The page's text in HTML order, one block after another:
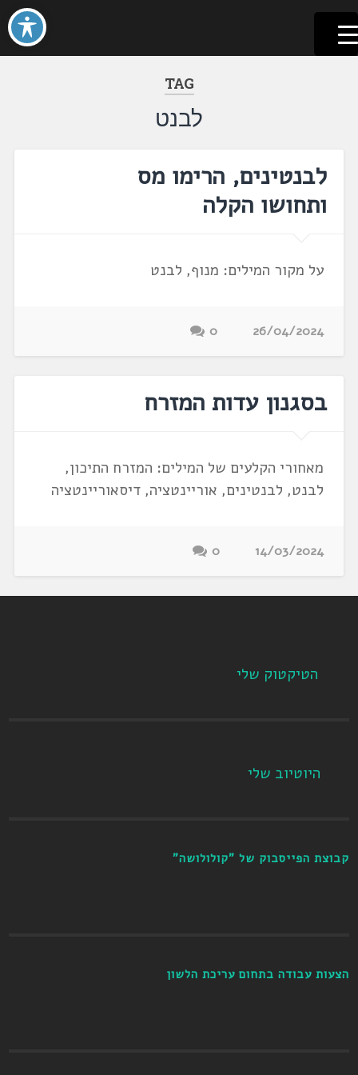
דלג
לתוכן
לשוניאדה
עברית. לשון. שפה
TAG
לבנט
לבנטינים, הרימו מס
ותחושו הקלה
על מקור המילים: מנוף, לבנט
26/04/2024
0
בסגנון עדות המזרח
מאחורי הקלעים של המילים: המזרח התיכון,
לבנט, לבנטינים, אוריינטציה, דיסאוריינטציה
14/03/2024
0
הטיקטוק שלי
היוטיוב שלי
קבוצת הפייסבוק של "קולולושה"
הצעות עבודה בתחום עריכת הלשון